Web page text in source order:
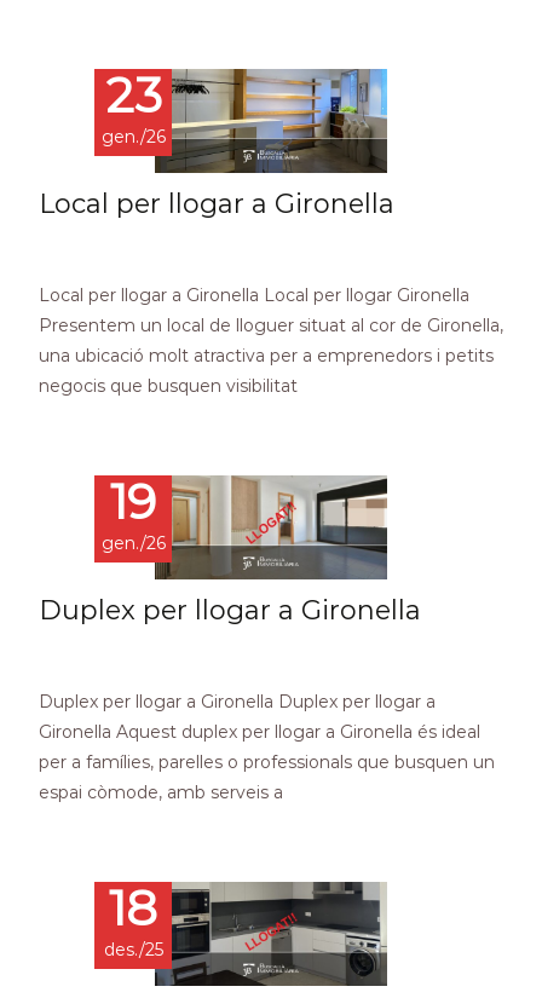
23
gen./26
Local per llogar a Gironella
Local per llogar a Gironella Local per llogar Gironella
Presentem un local de lloguer situat al cor de Gironella,
una ubicació molt atractiva per a emprenedors i petits
negocis que busquen visibilitat
19
gen./26
Duplex per llogar a Gironella
Duplex per llogar a Gironella Duplex per llogar a
Gironella Aquest duplex per llogar a Gironella és ideal
per a famílies, parelles o professionals que busquen un
espai còmode, amb serveis a
18
des./25